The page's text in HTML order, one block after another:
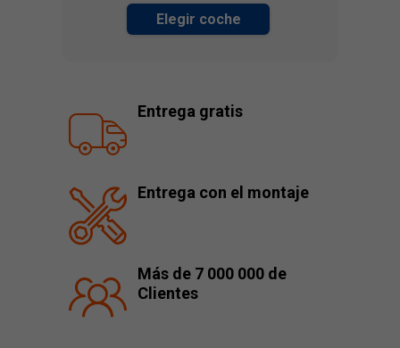
Elegir coche
Entrega gratis
Entrega con el montaje
Más de 7 000 000 de
Clientes